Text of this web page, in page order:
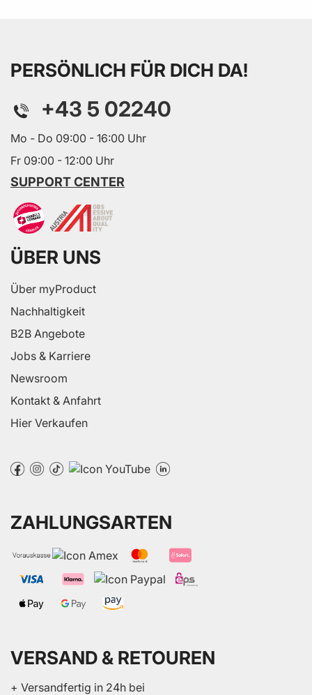
PERSÖNLICH FÜR DICH DA!
+43 5 02240
Mo - Do 09:00 - 16:00 Uhr
Fr 09:00 - 12:00 Uhr
SUPPORT CENTER
ÜBER UNS
Über myProduct
Nachhaltigkeit
B2B Angebote
Jobs & Karriere
Newsroom
Kontakt & Anfahrt
Hier Verkaufen
ZAHLUNGSARTEN
VERSAND & RETOUREN
+ Versandfertig in 24h bei